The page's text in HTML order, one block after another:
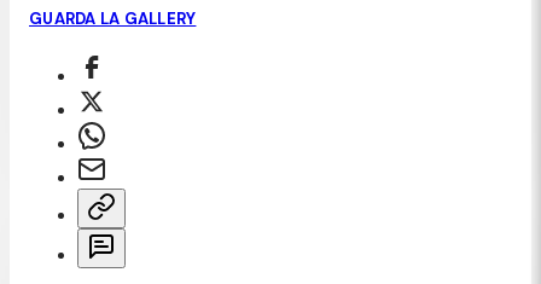
GUARDA LA GALLERY